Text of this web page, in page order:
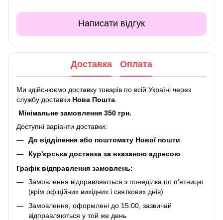
Написати відгук
Доставка Оплата
Ми здійснюємо доставку товарів по всій Україні через
службу доставки Нова Пошта
Мінімальне замовлення 350 грн.
Доступні варіанти доставки:
До відділення або поштомату Нової пошти
Кур'єрська доставка за вказаною адресою
Графік відправлення замовлень:
Замовлення відправляються з понеділка по п’ятницю
(крім офіційних вихідних і святкових днів)
Замовлення, оформлені до 15:00, зазвичай
відправляються у той же день